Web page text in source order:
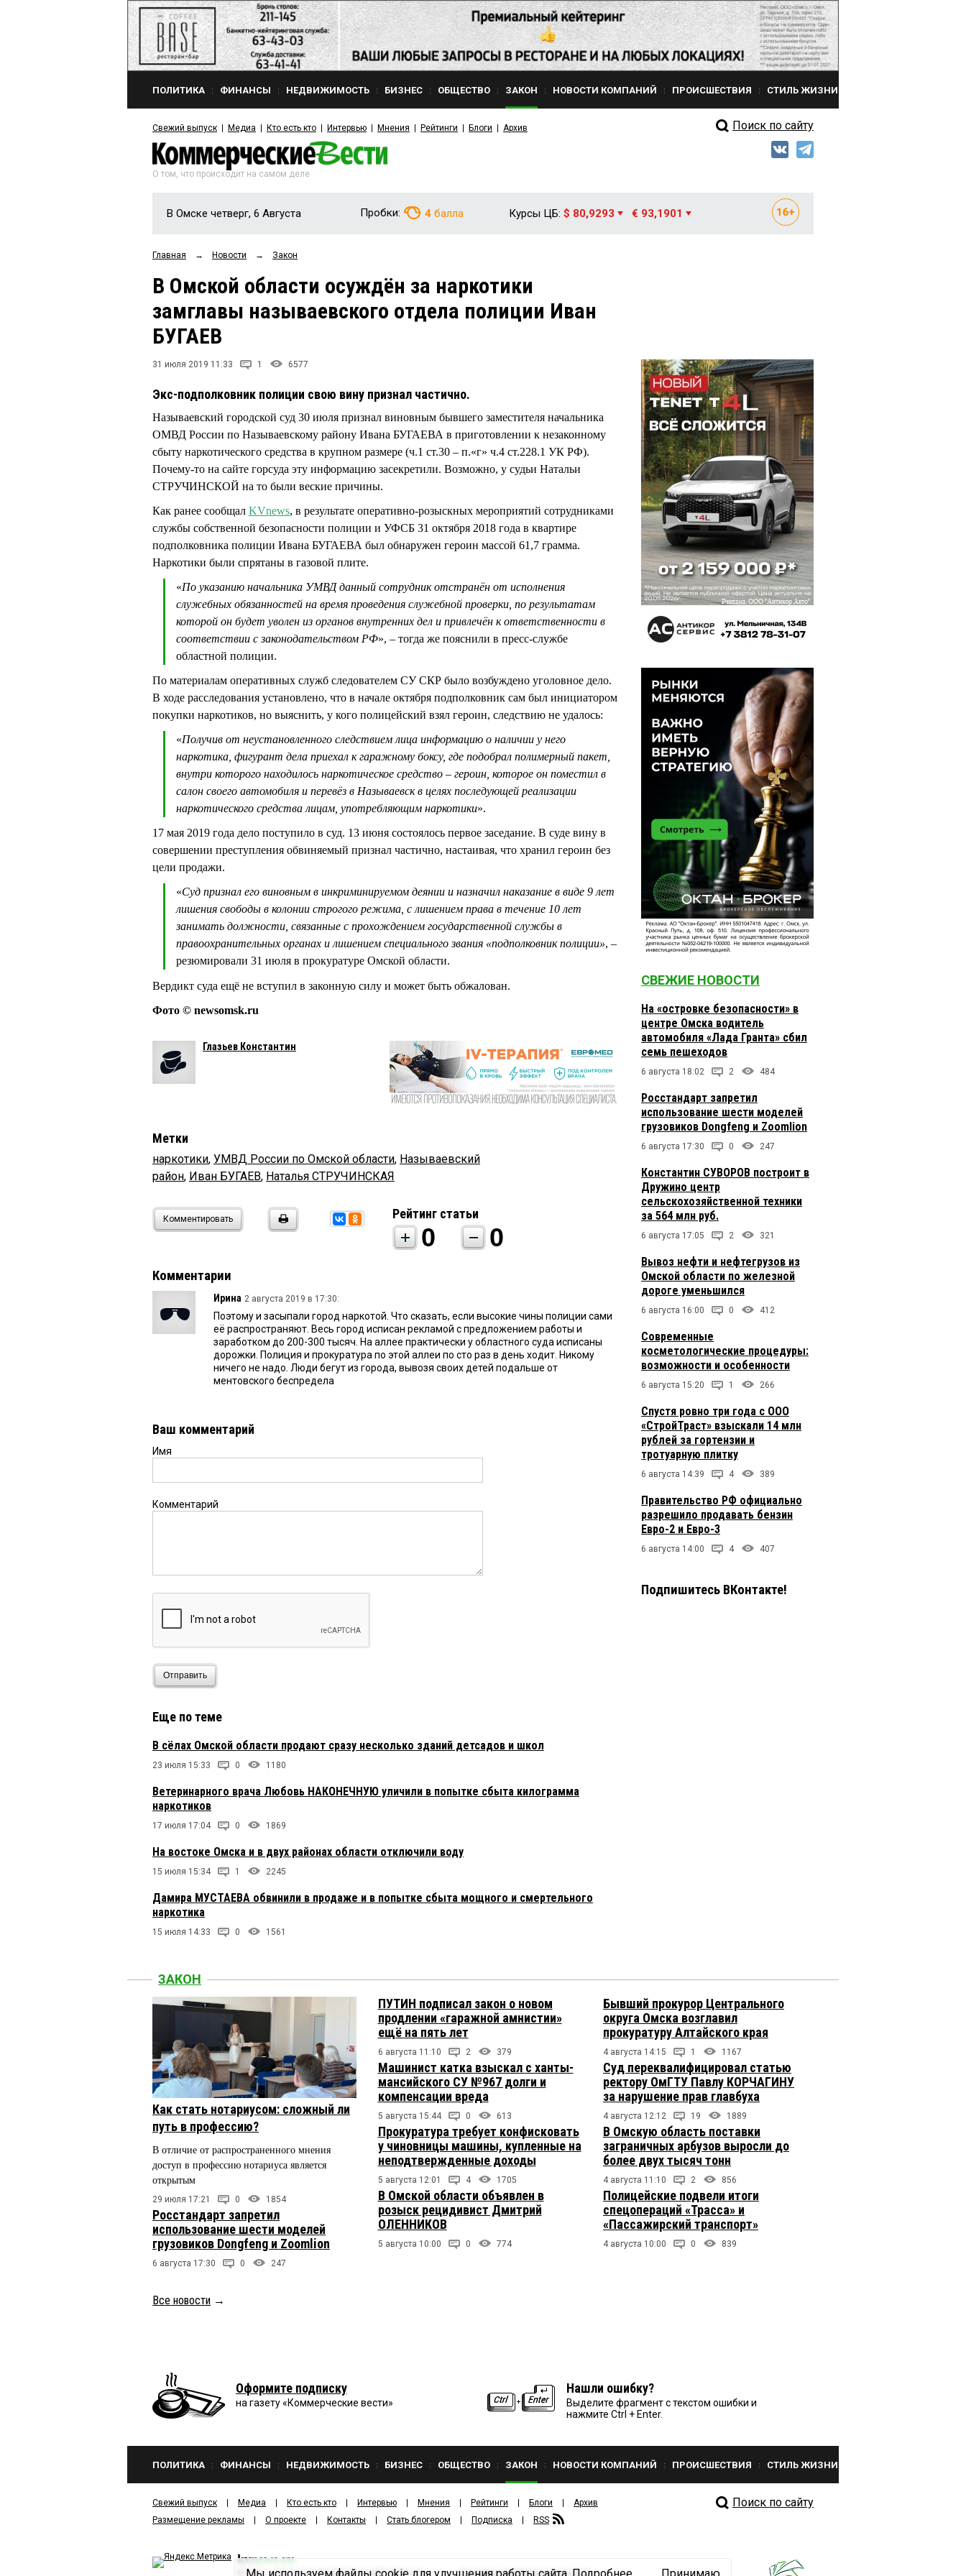
ПОЛИТИКА ФИНАНСЫ НЕДВИЖИМОСТЬ БИЗНЕС ОБЩЕСТВО ЗАКОН НОВОСТИ КОМПАНИЙ ПРОИСШЕСТВИЯ СТИЛЬ ЖИЗНИ
Свежий выпуск Медиа Кто есть кто Интервью Мнения Рейтинги Блоги Архив Поиск по сайту
О том, что происходит на самом деле
В Омске четверг, 6 Августа Пробки: 4 балла Курсы ЦБ: $ 80,9293 € 93,1901
Главная → Новости → Закон
В Омской области осуждён за наркотики
замглавы называевского отдела полиции Иван
БУГАЕВ
31 июля 2019 11:33 1 6577
Экс-подполковник полиции свою вину признал частично.
Называевский городской суд 30 июля признал виновным бывшего заместителя начальника
ОМВД России по Называевскому району Ивана БУГАЕВА в приготовлении к незаконному
сбыту наркотического средства в крупном размере (ч.1 ст.30 – п.«г» ч.4 ст.228.1 УК РФ).
Почему-то на сайте горсуда эту информацию засекретили. Возможно, у судьи Натальи
СТРУЧИНСКОЙ на то были веские причины.
Как ранее сообщал KVnews, в результате оперативно-розыскных мероприятий сотрудниками
службы собственной безопасности полиции и УФСБ 31 октября 2018 года в квартире
подполковника полиции Ивана БУГАЕВА был обнаружен героин массой 61,7 грамма.
Наркотики были спрятаны в газовой плите.
«По указанию начальника УМВД данный сотрудник отстранён от исполнения
служебных обязанностей на время проведения служебной проверки, по результатам
которой он будет уволен из органов внутренних дел и привлечён к ответственности в
соответствии с законодательством РФ», – тогда же пояснили в пресс-службе
областной полиции.
По материалам оперативных служб следователем СУ СКР было возбуждено уголовное дело.
В ходе расследования установлено, что в начале октября подполковник сам был инициатором
покупки наркотиков, но выяснить, у кого полицейский взял героин, следствию не удалось:
«Получив от неустановленного следствием лица информацию о наличии у него
наркотика, фигурант дела приехал к гаражному боксу, где подобрал полимерный пакет,
внутри которого находилось наркотическое средство – героин, которое он поместил в
салон своего автомобиля и перевёз в Называевск в целях последующей реализации
наркотического средства лицам, употребляющим наркотики».
17 мая 2019 года дело поступило в суд. 13 июня состоялось первое заседание. В суде вину в
совершении преступления обвиняемый признал частично, настаивая, что хранил героин без
цели продажи.
«Суд признал его виновным в инкриминируемом деянии и назначил наказание в виде 9 лет
лишения свободы в колонии строгого режима, с лишением права в течение 10 лет
занимать должности, связанные с прохождением государственной службы в
правоохранительных органах и лишением специального звания «подполковник полиции», –
резюмировали 31 июля в прокуратуре Омской области.
Вердикт суда ещё не вступил в законную силу и может быть обжалован.
Фото © newsomsk.ru
Глазьев Константин
Метки
наркотики, УМВД России по Омской области, Называевский
район, Иван БУГАЕВ, Наталья СТРУЧИНСКАЯ
Комментировать Рейтинг статьи
0 0
Комментарии
Ирина 2 августа 2019 в 17:30:
Поэтому и засыпали город наркотой. Что сказать, если высокие чины полиции сами
её распространяют. Весь город исписан рекламой с предложением работы и
заработком до 200-300 тысяч. На аллее практически у областного суда исписаны
дорожки. Полиция и прокуратура по этой аллеи по сто раз в день ходит. Никому
ничего не надо. Люди бегут из города, вывозя своих детей подальше от
ментовского беспредела
Ваш комментарий
Имя
Комментарий
Отправить
Еще по теме
В сёлах Омской области продают сразу несколько зданий детсадов и школ
23 июля 15:33 0 1180
Ветеринарного врача Любовь НАКОНЕЧНУЮ уличили в попытке сбыта килограмма
наркотиков
17 июля 17:04 0 1869
На востоке Омска и в двух районах области отключили воду
15 июля 15:34 1 2245
Дамира МУСТАЕВА обвинили в продаже и в попытке сбыта мощного и смертельного
наркотика
15 июля 14:33 0 1561
СВЕЖИЕ НОВОСТИ
На «островке безопасности» в
центре Омска водитель
автомобиля «Лада Гранта» сбил
семь пешеходов
6 августа 18:02 2 484
Росстандарт запретил
использование шести моделей
грузовиков Dongfeng и Zoomlion
6 августа 17:30 0 247
Константин СУВОРОВ построит в
Дружино центр
сельскохозяйственной техники
за 564 млн руб.
6 августа 17:05 2 321
Вывоз нефти и нефтегрузов из
Омской области по железной
дороге уменьшился
6 августа 16:00 0 412
Современные
косметологические процедуры:
возможности и особенности
6 августа 15:20 1 266
Спустя ровно три года с ООО
«СтройТраст» взыскали 14 млн
рублей за гортензии и
тротуарную плитку
6 августа 14:39 4 389
Правительство РФ официально
разрешило продавать бензин
Евро-2 и Евро-3
6 августа 14:00 4 407
Подпишитесь ВКонтакте!
ЗАКОН
Как стать нотариусом: сложный ли
путь в профессию?
В отличие от распространенного мнения
доступ в профессию нотариуса является
открытым
29 июля 17:21 0 1854
Росстандарт запретил
использование шести моделей
грузовиков Dongfeng и Zoomlion
6 августа 17:30 0 247
ПУТИН подписал закон о новом
продлении «гаражной амнистии»
ещё на пять лет
6 августа 11:10 2 379
Машинист катка взыскал с ханты-
мансийского СУ №967 долги и
компенсации вреда
5 августа 15:44 0 613
Прокуратура требует конфисковать
у чиновницы машины, купленные на
неподтвержденные доходы
5 августа 12:01 4 1705
В Омской области объявлен в
розыск рецидивист Дмитрий
ОЛЕННИКОВ
5 августа 10:00 0 774
Бывший прокурор Центрального
округа Омска возглавил
прокуратуру Алтайского края
4 августа 14:15 1 1167
Суд переквалифицировал статью
ректору ОмГТУ Павлу КОРЧАГИНУ
за нарушение прав главбуха
4 августа 12:12 19 1889
В Омскую область поставки
заграничных арбузов выросли до
более двух тысяч тонн
4 августа 11:10 2 856
Полицейские подвели итоги
спецопераций «Трасса» и
«Пассажирский транспорт»
4 августа 10:00 0 839
Все новости →
Оформите подписку
на газету «Коммерческие вести»
Нашли ошибку?
Выделите фрагмент с текстом ошибки и
нажмите Ctrl + Enter.
ПОЛИТИКА ФИНАНСЫ НЕДВИЖИМОСТЬ БИЗНЕС ОБЩЕСТВО ЗАКОН НОВОСТИ КОМПАНИЙ ПРОИСШЕСТВИЯ СТИЛЬ ЖИЗНИ
Свежий выпуск Медиа Кто есть кто Интервью Мнения Рейтинги Блоги
Архив
Размещение рекламы
О проекте Контакты Стать блогером Подписка RSS
Поиск по сайту
kvnews.ru
2001—2026ООО ИЗДАТЕЛЬСКИЙ ДОМ «КВ». Политика конфиденциальности